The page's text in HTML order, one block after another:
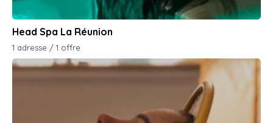
Head Spa La Réunion
1 adresse / 1 offre